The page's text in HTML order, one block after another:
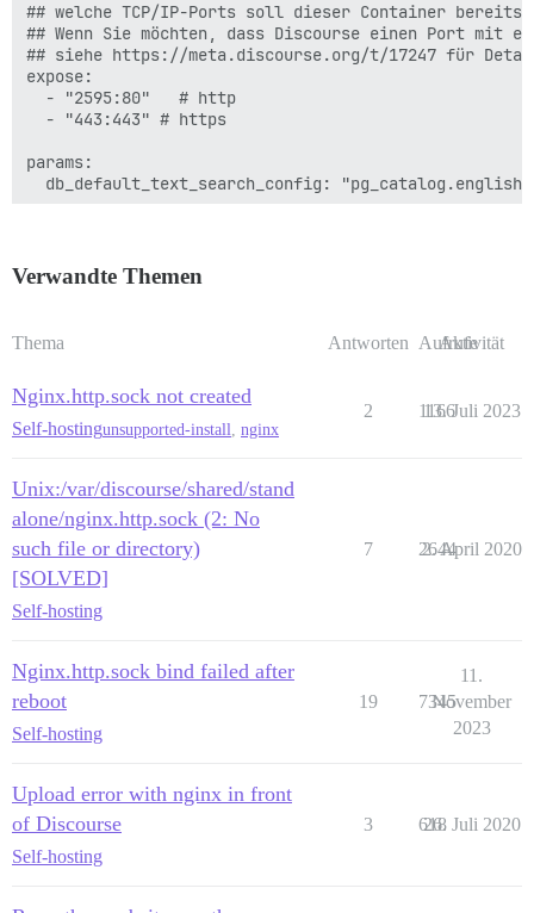
## welche TCP/IP-Ports soll dieser Container
## Wenn Sie möchten, dass Discourse einen Port mit
## siehe https://meta.discourse.org/t/17247 für
expose:
  - "2595:80"   # http
  - "443:443" # https
params:
  db_default_text_search_config: "pg_catalog.english"
  #db_shared_buffers: "256MB"
  #db_work_mem: "40MB"
  #version: tests-passed
env:
  LANG: en_US.UTF-8
  LANGUAGE: en_US.UTF-8
  # DISCOURSE_DEFAULT_LOCALE: en
## Wie viele gleichzeitige Webanfragen werden
## wird automatisch von bootstrap basierend auf
  #UNICORN_WORKERS: 3
## Erforderlich. Discourse funktioniert nicht mit
  DISCOURSE_HOSTNAME: 'discuss.example.com'
## Kommentieren Sie aus, wenn Sie möchten, dass
  #DOCKER_USE_HOSTNAME: true
## TODO: Komma-getrennte Liste von E-Mails, die
  ## Beispiel 'user1@example.com,user2@example.com'
  DISCOURSE_DEVELOPER_EMAILS: 'email@example.com'
Verwandte Themen
Thema Antworten Aufrufe
Aktivität
Nginx.http.sock not created
Self-hostingunsupported-install nginx
2 1166
13. Juli 2023
Unix:/var/discourse/shared/stand
alone/nginx.http.sock (2: No
such file or directory)
[SOLVED]
Self-hosting
7 2644
2. April 2020
Nginx.http.sock bind failed after
reboot
Self-hosting
19 7345
11.
November
2023
Upload error with nginx in front
of Discourse
Self-hosting
3 618
26. Juli 2020